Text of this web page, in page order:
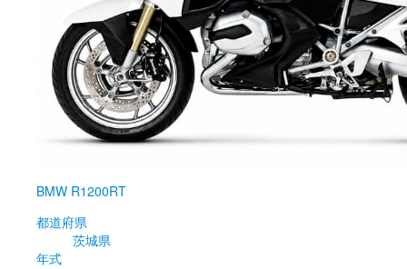
BMW R1200RT
都道府県
茨城県
年式